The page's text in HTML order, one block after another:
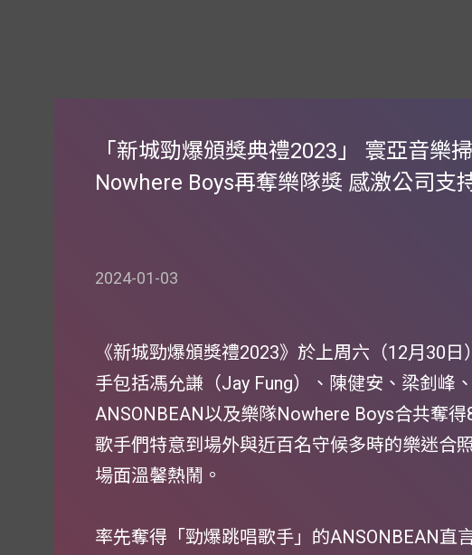
「新城勁爆頒獎典禮2023」 寰亞音樂
Nowhere Boys再奪樂隊獎 感激公司支
2024-01-03
《新城勁爆頒獎禮2023》於上周六（12月30
手包括馮允謙（Jay Fung）、陳健安、梁釗峰
ANSONBEAN以及樂隊Nowhere Boys合共奪
歌手們特意到場外與近百名守候多時的樂迷合
場面溫馨熱鬧。
率先奪得「勁爆跳唱歌手」的ANSONBEAN直